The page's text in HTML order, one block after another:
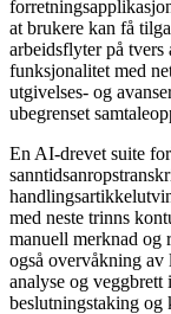
at brukere kan få
arbeidsflyter på
funksjonalitet med
utgivelses- og
ubegrenset
En AI-drevet suite
med neste trinns
manuell merknad og
også overvåkning av
analyse og veggbrett
beslutningstaking og